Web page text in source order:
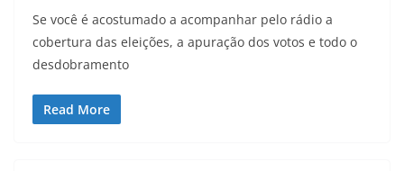
Se você é acostumado a acompanhar pelo rádio a
cobertura das eleições, a apuração dos votos e todo o
desdobramento
Read More